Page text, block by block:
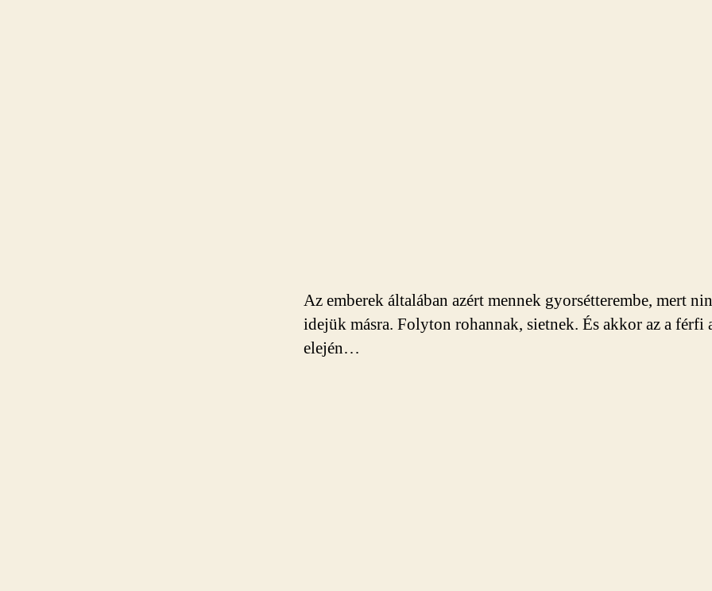
Az emberek általában azért mennek gyorsétterembe, mert
idejük másra. Folyton rohannak, sietnek. És akkor az a férfi
elején…